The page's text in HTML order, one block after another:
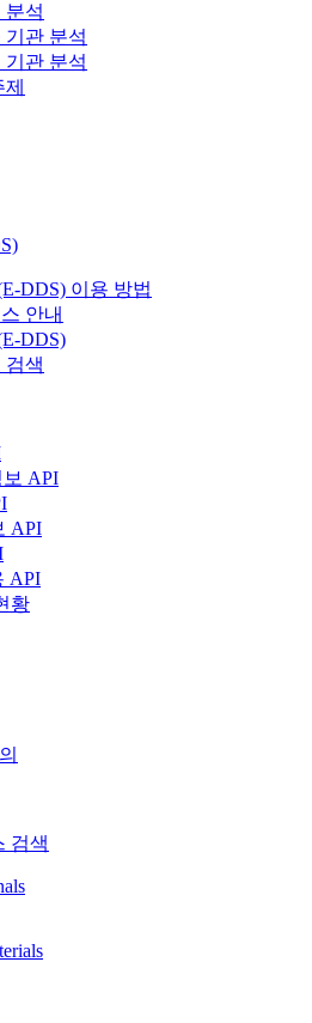
분석
기관 분석
기관 분석
DDS) 이용 방법
안내
DDS)
검색
API
API
API
황
검색